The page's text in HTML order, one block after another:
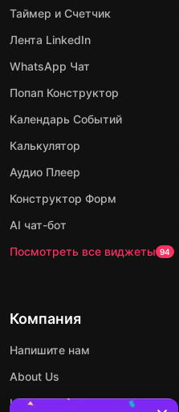
Таймер и Счетчик
Лента LinkedIn
WhatsApp Чат
Попап Конструктор
Календарь Событий
Калькулятор
Аудио Плеер
Конструктор Форм
AI чат-бот
Посмотреть все виджеты 94
Компания
Напишите нам
About Us
Цены